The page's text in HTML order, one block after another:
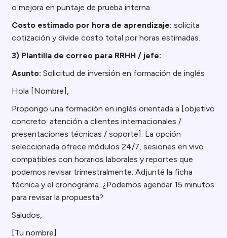
o mejora en puntaje de prueba interna.
Costo estimado por hora de aprendizaje: solicita
cotización y divide costo total por horas estimadas.
3) Plantilla de correo para RRHH / jefe:
Asunto: Solicitud de inversión en formación de inglés
Hola [Nombre],
Propongo una formación en inglés orientada a [objetivo
concreto: atención a clientes internacionales /
presentaciones técnicas / soporte]. La opción
seleccionada ofrece módulos 24/7, sesiones en vivo
compatibles con horarios laborales y reportes que
podemos revisar trimestralmente. Adjunté la ficha
técnica y el cronograma. ¿Podemos agendar 15 minutos
para revisar la propuesta?
Saludos,
[Tu nombre]